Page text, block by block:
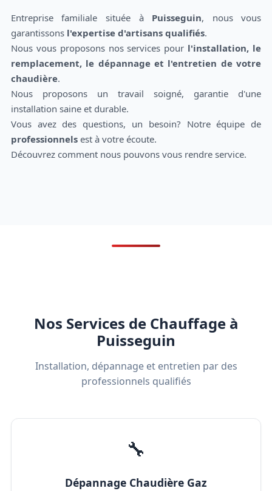
Entreprise familiale située à Puisseguin, nous vous
garantissons l'expertise d'artisans qualifiés.
Nous vous proposons nos services pour l'installation, le
remplacement, le dépannage et l'entretien de votre
chaudière.
Nous proposons un travail soigné, garantie d'une
installation saine et durable.
Vous avez des questions, un besoin? Notre équipe de
professionnelsest à votre écoute.
Découvrez comment nous pouvons vous rendre service.
Nos Services de Chauffage à
Puisseguin
Installation, dépannage et entretien par des
professionnels qualifiés
🔧
Dépannage Chaudière Gaz